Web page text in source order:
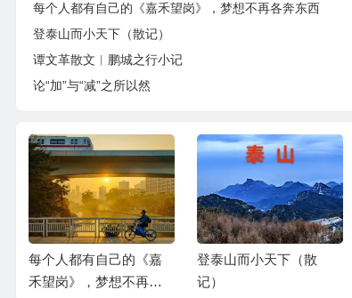
每个人都有自己的《嘉禾望岗》，梦想不再各奔东西
登泰山而小天下（散记）
谭文革散文︱鹏城之行小记
论“加”与“减”之所以然
每个人都有自己的《嘉
禾望岗》，梦想不再各
登泰山而小天下（散
记）